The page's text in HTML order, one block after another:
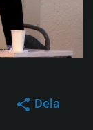
Dela